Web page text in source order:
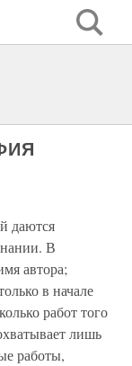
даются
В
автора;
в начале
работ того
лишь
работы,